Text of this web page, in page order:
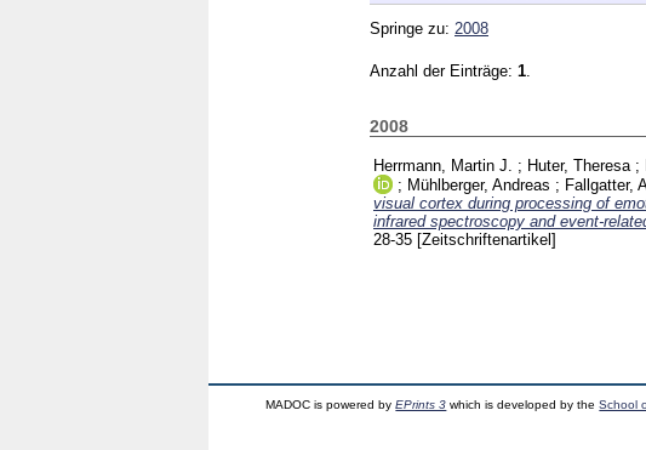
Springe zu: 2008
Anzahl der Einträge: 1
2008
Herrmann, Martin J. ; Huter, Theresa ;
; Mühlberger, Andreas ; Fallgatter,
visual cortex during processing of
infrared spectroscopy and event-
28-35 [Zeitschriftenartikel]
MADOC is powered byEPrints 3 which is developed by theSchool